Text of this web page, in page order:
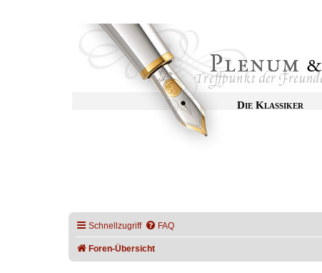
Die Klassiker
Schnellzugriff FAQ
Foren-Übersicht